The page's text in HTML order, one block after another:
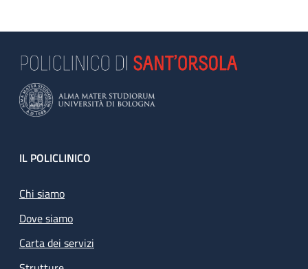
Footer
IL POLICLINICO
Chi siamo
Dove siamo
Carta dei servizi